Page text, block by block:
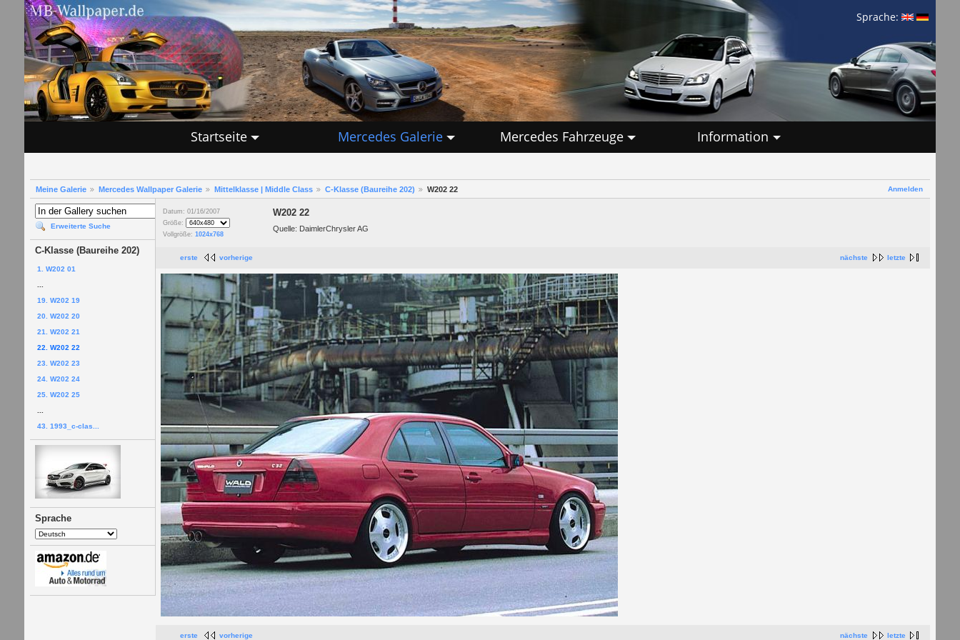
Sprache:
Startseite Mercedes Galerie Mercedes Fahrzeuge Information
Anmelden
Meine Galerie Mercedes Wallpaper Galerie Mittelklasse | Middle Class C-Klasse (Baureihe 202) W202 22
Erweiterte Suche
C-Klasse (Baureihe 202)
1. W202 01
19. W202 19
20. W202 20
21. W202 21
22. W202 22
23. W202 23
24. W202 24
25. W202 25
43. 1993_c-clas...
Sprache
Datum: 01/16/2007
Größe:
Vollgröße: 1024x768
W202 22
Quelle: DaimlerChrysler AG
nächste letzte
erste vorherige
nächste letzte
erste vorherige